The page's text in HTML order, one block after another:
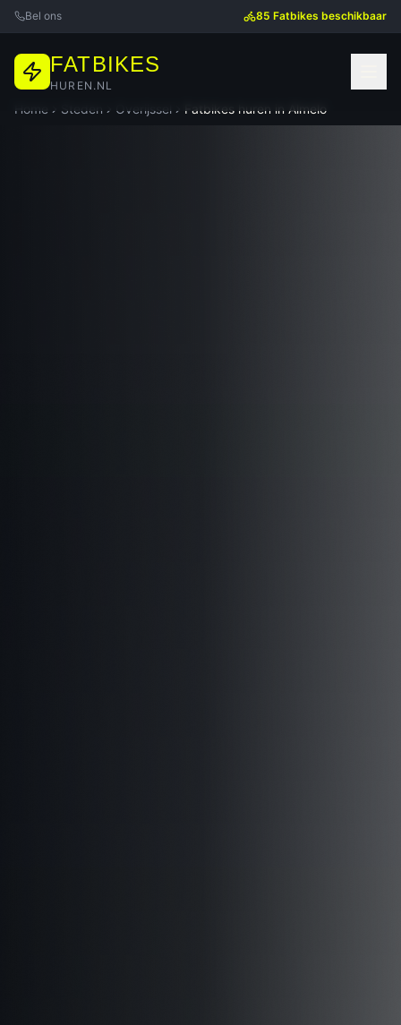
Bel ons 85 Fatbikes beschikbaar
FATBIKES
HUREN.NL
Home Steden Overijssel Fatbikes huren in Almelo